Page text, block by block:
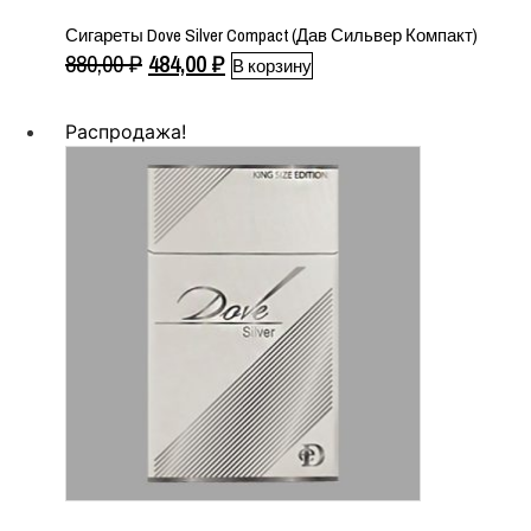
Сигареты Dove Silver Compact (Дав Сильвер Компакт)
880,00₽ Первоначальная
составляла
880,00 ₽.
484,00₽Текущая
В корзину
Распродажа!